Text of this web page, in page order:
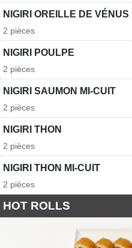
NIGIRI OREILLE DE VÉNUS
2 pièces
NIGIRI POULPE
2 pièces
NIGIRI SAUMON MI-CUIT
2 pièces
NIGIRI THON
2 pièces
NIGIRI THON MI-CUIT
2 pièces
HOT ROLLS